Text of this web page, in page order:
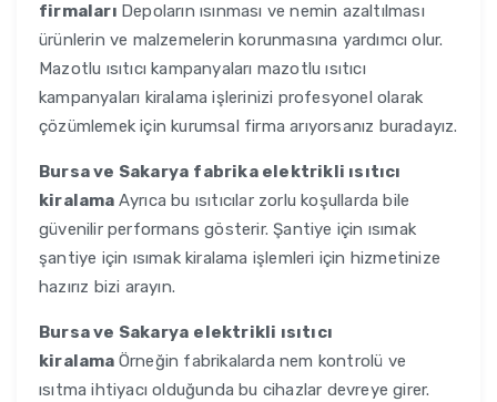
firmaları Depoların ısınması ve nemin azaltılması
ürünlerin ve malzemelerin korunmasına yardımcı olur.
Mazotlu ısıtıcı kampanyaları mazotlu ısıtıcı
kampanyaları kiralama işlerinizi profesyonel olarak
çözümlemek için kurumsal firma arıyorsanız buradayız.
Bursa ve Sakarya fabrika elektrikli ısıtıcı
kiralama Ayrıca bu ısıtıcılar zorlu koşullarda bile
güvenilir performans gösterir. Şantiye için ısımak
şantiye için ısımak kiralama işlemleri için hizmetinize
hazırız bizi arayın.
Bursa ve Sakarya elektrikli ısıtıcı
kiralama Örneğin fabrikalarda nem kontrolü ve
ısıtma ihtiyacı olduğunda bu cihazlar devreye girer.